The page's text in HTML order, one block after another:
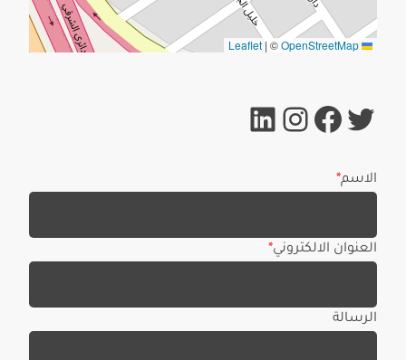
| ©OpenStreetMap
تويترفيسبوك
إنستجرام
لينكد إن
الاسم*
العنوان الالكتروني*
الرسالة